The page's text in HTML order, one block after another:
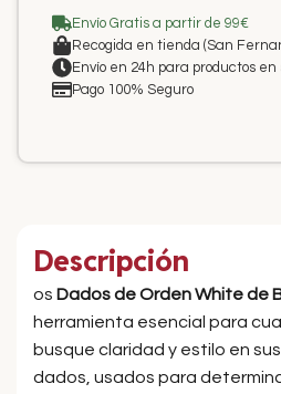
Envío Gratis a partir de 99€
Recogida en tienda (San
Envío en 24h para productos en
Pago 100% Seguro
Descripción
os Dados de Orden White de
herramienta esencial para
busque claridad y estilo en
dados, usados para